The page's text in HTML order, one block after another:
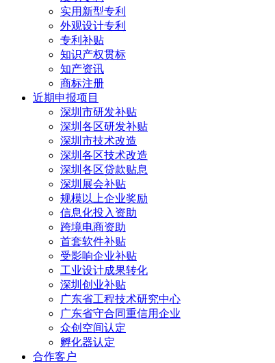
实用新型专利
外观设计专利
专利补贴
知识产权贯标
知产资讯
商标注册
近期申报项目
深圳市研发补贴
深圳各区研发补贴
深圳市技术改造
深圳各区技术改造
深圳各区贷款贴息
深圳展会补贴
规模以上企业奖励
信息化投入资助
跨境电商资助
首套软件补贴
受影响企业补贴
工业设计成果转化
深圳创业补贴
广东省工程技术研究中心
广东省守合同重信用企业
众创空间认定
孵化器认定
合作客户